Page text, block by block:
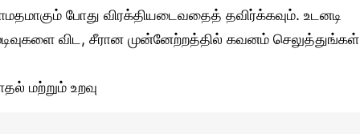
போது விரக்தியடைவதைத் தவிர்க்கவும். உடனடி
விட, சீரான முன்னேற்றத்தில் கவனம்
மற்றும் உறவு